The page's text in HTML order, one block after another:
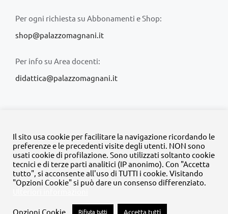
Per ogni richiesta su Abbonamenti e Shop:
shop@palazzomagnani.it
Per info su Area docenti:
didattica@palazzomagnani.it
© Copyright 2020 -2026 | Tutti i diritti riservati | MyFpm è un
progetto dellaFondazione Palazzo Magnani
FacebookInstagram
TwitterLinkedInYouTube
Il sito usa cookie per facilitare la navigazione ricordando le
preferenze e le precedenti visite degli utenti. NON sono
usati cookie di profilazione. Sono utilizzati soltanto cookie
tecnici e di terze parti analitici (IP anonimo). Con "Accetta
tutto", si acconsente all'uso di TUTTI i cookie. Visitando
"Opzioni Cookie" si può dare un consenso differenziato.
Opzioni Cookie Rifiuta tutti Accetta tutti